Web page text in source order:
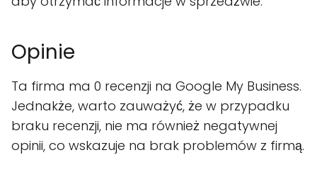
Opinie
Ta firma ma 0 recenzji na Google My Business.
Jednakże, warto zauważyć, że w przypadku
braku recenzji, nie ma również negatywnej
opinii, co wskazuje na brak problemów z firmą.